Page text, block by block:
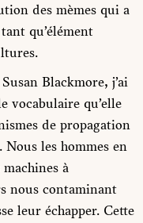
des mèmes qui a
qu’élément
Blackmore, j’ai
vocabulaire qu’elle
de propagation
Nous les hommes en
à
nous contaminant
leur échapper. Cette